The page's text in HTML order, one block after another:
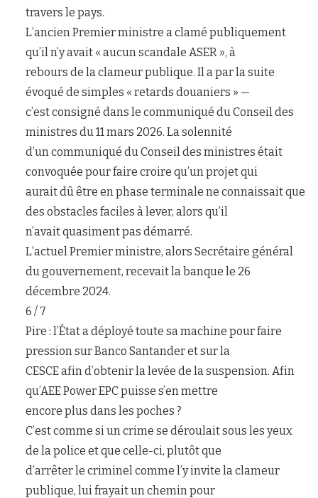
travers le pays.
L’ancien Premier ministre a clamé publiquement
qu’il n’y avait « aucun scandale ASER », à
rebours de la clameur publique. Il a par la suite
évoqué de simples « retards douaniers » —
c’est consigné dans le communiqué du Conseil des
ministres du 11 mars 2026. La solennité
d’un communiqué du Conseil des ministres était
convoquée pour faire croire qu’un projet qui
aurait dû être en phase terminale ne connaissait que
des obstacles faciles à lever, alors qu’il
n’avait quasiment pas démarré.
L’actuel Premier ministre, alors Secrétaire général
du gouvernement, recevait la banque le 26
décembre 2024.
6 / 7
Pire : l’État a déployé toute sa machine pour faire
pression sur Banco Santander et sur la
CESCE afin d’obtenir la levée de la suspension. Afin
qu’AEE Power EPC puisse s’en mettre
encore plus dans les poches ?
C’est comme si un crime se déroulait sous les yeux
de la police et que celle-ci, plutôt que
d’arrêter le criminel comme l’y invite la clameur
publique, lui frayait un chemin pour